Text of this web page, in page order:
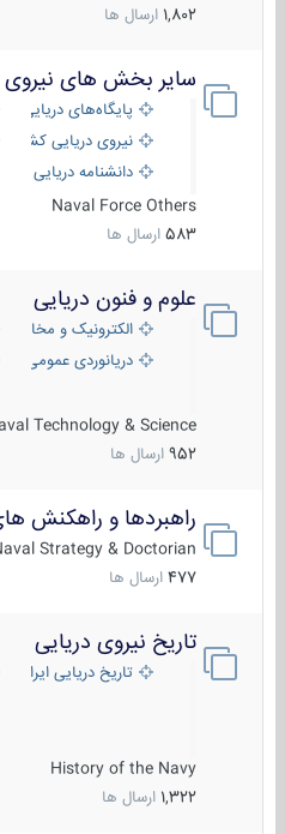
1,802 ارسال ها
سایر بخش های نیروی
پایگاه‌های دریایی
نیروی دریایی
دانشنامه دریایی کپی
Naval Force Others
583 ارسال ها
علوم و فنون دریایی
الکترونیک و مخابرات
دریانوردی عمومی
Naval Technology & Science
952 ارسال ها
راهبردها و راهکنش های
Naval Strategy & Doctorian
477 ارسال ها
تاریخ نیروی دریایی
تاریخ دریایی ایران
History of the Navy
1,322 ارسال ها